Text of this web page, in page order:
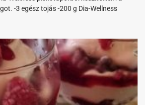
-3 egész tojás -200 g Dia-Wellness